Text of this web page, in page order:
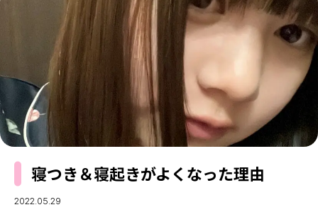
ファッションニュース
モデル私服
着回し
着痩せ
BEAUTY
ビューティニュース
トレンドメイク
ベストコスメ
ヘアアレンジ・ヘアケア
スキンケア
ボディケア
SCHOOL
スクールニュース
制服コーデ
学校ヘアメイク
勉強・受験・進路
ENTERTAINMENT
エンタメニュース
なにわ男子
K-POP
LIFESTYLE
ライフスタイルニュース
JKランキング・アワード
モデルの購入品
おでかけ
JK TREND
MODELS
MODEL'S BLOG
寝つき＆寝起きがよくなった理由
2022.05.29